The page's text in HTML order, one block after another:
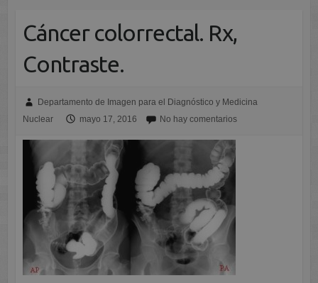
Cáncer colorrectal. Rx,
Contraste.
Departamento de Imagen para el Diagnóstico y Medicina
Nuclear
mayo 17, 2016 No hay comentarios